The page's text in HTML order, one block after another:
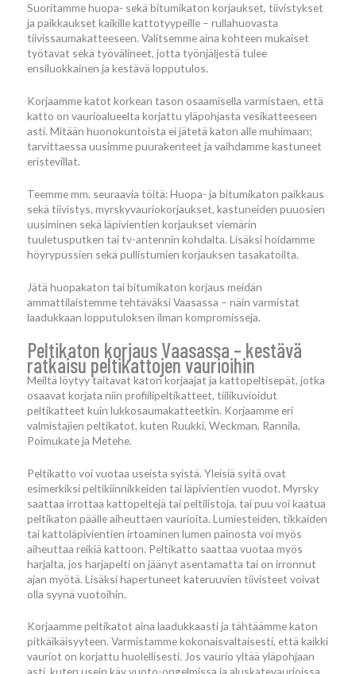
Suoritamme huopa- sekä bitumikaton korjaukset, tiivistykset
ja paikkaukset kaikille kattotyypeille – rullahuovasta
tiivissaumakatteeseen. Valitsemme aina kohteen mukaiset
työtavat sekä työvälineet, jotta työnjäljestä tulee
ensiluokkainen ja kestävä lopputulos.
Korjaamme katot korkean tason osaamisella varmistaen, että
katto on vaurioalueelta korjattu yläpohjasta vesikatteeseen
asti. Mitään huonokuntoista ei jätetä katon alle muhimaan;
tarvittaessa uusimme puurakenteet ja vaihdamme kastuneet
eristevillat.
Teemme mm. seuraavia töitä: Huopa- ja bitumikaton paikkaus
sekä tiivistys, myrskyvauriokorjaukset, kastuneiden puuosien
uusiminen sekä läpivientien korjaukset viemärin
tuuletusputken tai tv-antennin kohdalta. Lisäksi hoidamme
höyrypussien sekä pullistumien korjauksen tasakatoilta.
Jätä huopakaton tai bitumikaton korjaus meidän
ammattilaistemme tehtäväksi Vaasassa – näin varmistat
laadukkaan lopputuloksen ilman kompromisseja.
Peltikaton korjaus Vaasassa – kestävä
ratkaisu peltikattojen vaurioihin
Meiltä löytyy taitavat katon korjaajat ja kattopeltisepät, jotka
osaavat korjata niin profiilipeltikatteet, tiilikuvioidut
peltikatteet kuin lukkosaumakatteetkin. Korjaamme eri
valmistajien peltikatot, kuten Ruukki, Weckman, Rannila,
Poimukate ja Metehe.
Peltikatto voi vuotaa useista syistä. Yleisiä syitä ovat
esimerkiksi peltikiinnikkeiden tai läpivientien vuodot. Myrsky
saattaa irrottaa kattopeltejä tai peltilistoja, tai puu voi kaatua
peltikaton päälle aiheuttaen vaurioita. Lumiesteiden, tikkaiden
tai kattoläpivientien irtoaminen lumen painosta voi myös
aiheuttaa reikiä kattoon. Peltikatto saattaa vuotaa myös
harjalta, jos harjapelti on jäänyt asentamatta tai on irronnut
ajan myötä. Lisäksi hapertuneet kateruuvien tiivisteet voivat
olla syynä vuotoihin.
Korjaamme peltikatot aina laadukkaasti ja tähtäämme katon
pitkäikäisyyteen. Varmistamme kokonaisvaltaisesti, että kaikki
vauriot on korjattu huolellisesti. Jos vaurio yltää yläpohjaan